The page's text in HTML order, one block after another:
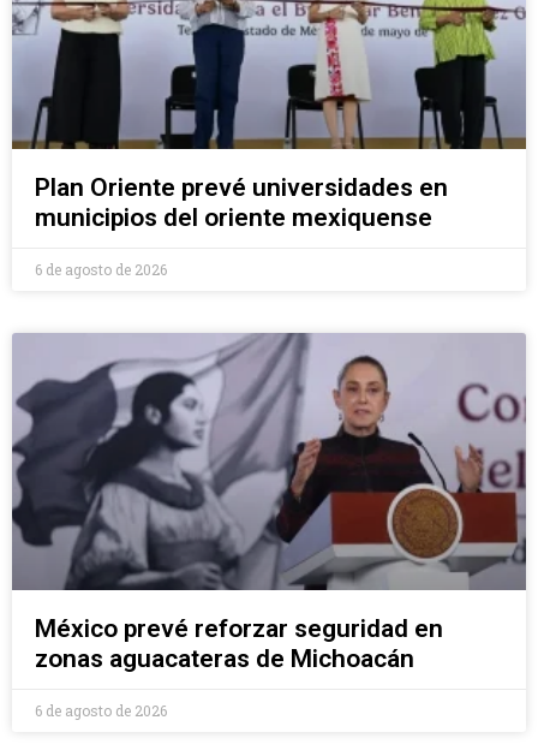
Plan Oriente prevé universidades en
municipios del oriente mexiquense
6 de agosto de 2026
México prevé reforzar seguridad en
zonas aguacateras de Michoacán
6 de agosto de 2026